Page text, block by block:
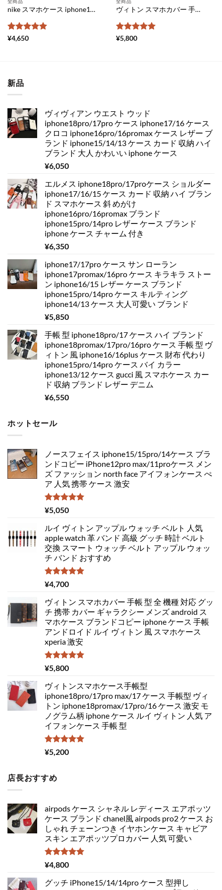
nike スマホケース iphone14/14pro ガラス ケース メンズ iphone11ケース ナイキ ペア アイフォン Xs Max ケース 人気 iphone Xr ケース お 揃い シンプル iphone xr スマホケース 安い
5段階中
¥4,650
ヴィトン スマホカバー 手帳 型 全 機種 対応 グッチ 携帯 カバー ギャラクシー メンズ android スマホケース ブランドコピー iphone ケース 手帳 アンドロイド ルイ ヴィトン 風 スマホケース xperia 激安
5段階中
¥5,800
新品
ヴィヴィアン ウエスト ウッド
iphone18pro/17pro ケース iphone17/16 ケース
クロコ iphone16pro/16promax ケース レザー ブ
ランド iphone15/14/13 ケース カード 収納 ハイ
ブランド 大人 かわいい iphone ケース
¥6,050
エルメス iphone18pro/17proケース ショルダー
iphone17/16/15 ケース カード 収納 ハイ ブラン
ド スマホケース 斜 めがけ
iphone16pro/16promax ブランド
iphone15pro/14pro レザー ケース ブランド
iphone ケース チャーム 付き
¥6,350
iphone17/17pro ケース サン ローラン
iphone17promax/16pro ケース キラキラ ストー
ン iphone16/15 レザー ケース ブランド
iphone15pro/14pro ケース キルティング
iphone14/13 ケース 大人可愛い ブランド
¥5,850
手帳 型 iphone18pro/17 ケース ハイ ブランド
iphone18promax/17pro/16pro ケース 手帳 型 ヴ
ィトン 風 iphone16/16plus ケース 財布 代わり
iphone15pro/14pro ケース バイ カラー
iphone13/12 ケース gucci 風 スマホケース カー
ド 収納 ブランド レザー デニム
¥6,550
ホットセール
ノースフェイス iphone15/15pro/14ケース ブラ
ンドコピー iPhone12pro max/11proケース メン
ズ ファッション north face アイフォンケース ぺ
ア 人気 携帯 ケース 激安
5段階中
5.00
¥5,050
ルイ ヴィトン アップル ウォッチ ベルト 人気
apple watch 革 バンド 高級 グッチ 時計 ベルト
交換 スマート ウォッチ ベルト アップル ウォッ
チ バンド おすすめ
5段階中
5.00
¥4,700
ヴィトン スマホカバー 手帳 型 全 機種 対応 グッ
チ 携帯 カバー ギャラクシー メンズ android ス
マホケース ブランドコピー iphone ケース 手帳
アンドロイド ルイ ヴィトン 風 スマホケース
xperia 激安
5段階中
5.00
¥5,800
ヴィトンスマホケース手帳型
iphone18pro/17pro max/17 ケース 手帳型 ヴィ
トン iphone18promax/17pro/16 ケース 激安 モ
ノグラム柄 iphone ケース ルイ ヴィトン 人気 ア
イフォンケース 手帳 型
5段階中
5.00
¥5,200
店長おすすめ
airpods ケース シャネル レディース エアポッツ
ケース ブランド chanel風 airpods pro2 ケース お
しゃれ チェーンつき イヤホンケース キャビア
スキン エアポッツプロカバー 人気 可愛い
5段階中
5.00
¥4,800
グッチ iPhone15/14/14pro ケース 型押し